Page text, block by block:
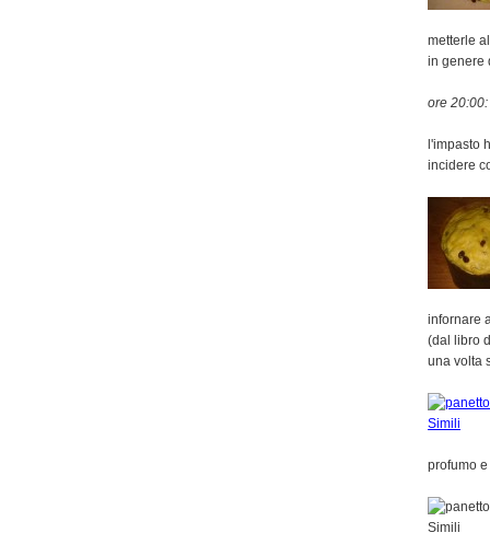
metterle
in genere
ore 20:00:
l'impasto
incidere
infornare
(dal libro
una volta
profumo